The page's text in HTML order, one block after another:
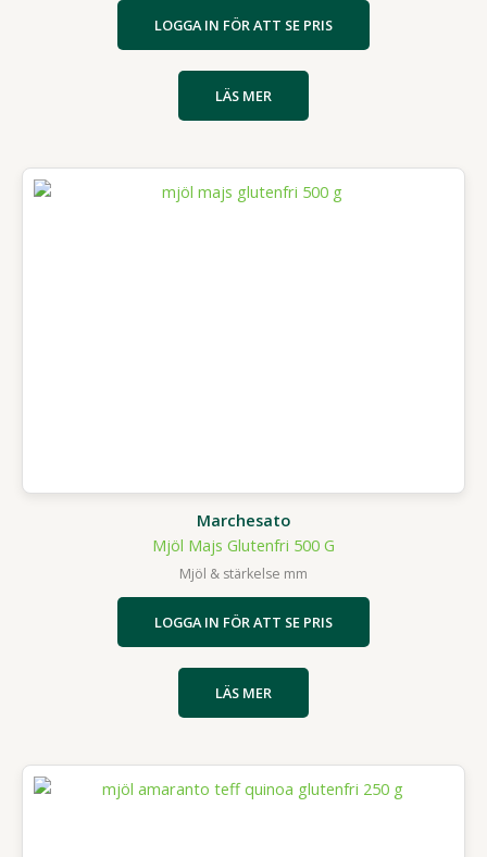
LOGGA IN FÖR ATT SE PRIS
LÄS MER
Marchesato
Mjöl Majs Glutenfri 500 G
Mjöl & stärkelse mm
LOGGA IN FÖR ATT SE PRIS
LÄS MER